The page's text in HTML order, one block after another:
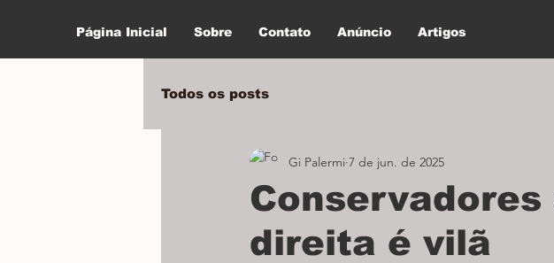
Página Inicial Sobre Contato Anúncio Artigos
Todos os posts
direita é vilã
Gi Palermi 7 de jun. de 2025